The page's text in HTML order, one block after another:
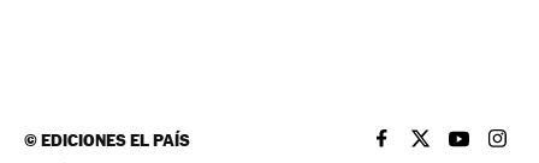
©EDICIONES EL PAÍS EL PAÍS BRASIL EN
EL PAÍSEL PAÍS
EL